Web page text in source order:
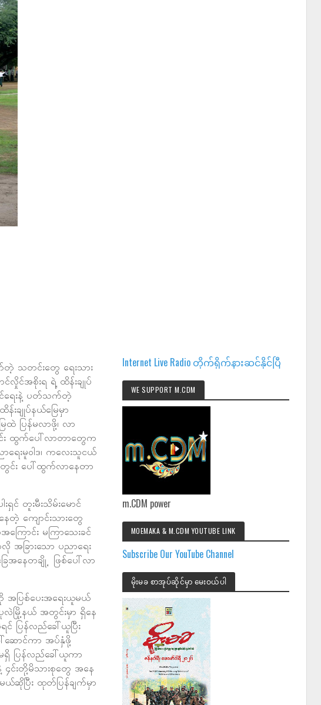
တဲ့ သတင်းတွေ ရေးသား
လှိုင်အစိုးရ ရဲ့ ထိန်းချုပ်
င်ရေးနဲ့ ပတ်သက်တဲ့
းချုပ်နယ်မြေမှာ
ထဲ ပြန်မလာဖို့၊ လာ
း ထွက်ပေါ်လာတာတွေက
ေးမူဝါဒ၊ ကလေးသူငယ်
င်း ပေါ်ထွက်လာနေတာ
ရှင် တူးမီးသိမ်းမောင်
တဲ့ ကျောင်းသားတွေ
ြောင်း မကြာသေးခင်
ခြားသော ပညာရေး
အနေတချို့ ဖြစ်ပေါ်လာ
ပြစ်ပေးအရေးယူမယ်
မြို့နယ် အတွင်းမှာ ရှိနေ
ပြန်လည်ခေါ်ယူပြီး
ဆောင်ကာ အပ်နှံဖို့
မရှိ ပြန်လည်ခေါ်ယူကာ
၄င်းတို့မိသားစုတွေ အနေ
ယ်ဆိုပြီး ထုတ်ပြန်ချက်မှာ
Internet Live Radio တိုက်ရိုက်နားဆင်နိုင်ပြီ
WE SUPPORT M.CDM
m.CDM power
MOEMAKA & M.CDM YOUTUBE LINK
Subscribe Our YouTube Channel
မိုးမခ စာအုပ်ဆိုင်မှာ မေးဝယ်ပါ